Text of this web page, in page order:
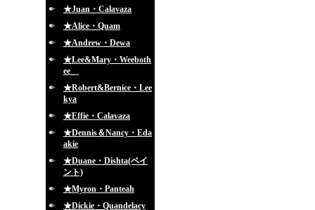
★Juan・Calavaza
★Alice・Quam
★Andrew・Dewa
★Lee&Mary・Weeboth
ee
★Robert&Bernice・Lee
kya
★Effie・Calavaza
★Dennis＆Nancy・Eda
akie
★Duane・Dishta(ペイ
ント)
★Myron・Panteah
★Dickie・Quandelacy